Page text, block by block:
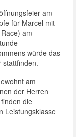
am
für Marcel mit
am
würde das
stattfinden.
am
der Herren
die
Leistungsklasse